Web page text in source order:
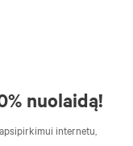
nuolaidą!
internetu,